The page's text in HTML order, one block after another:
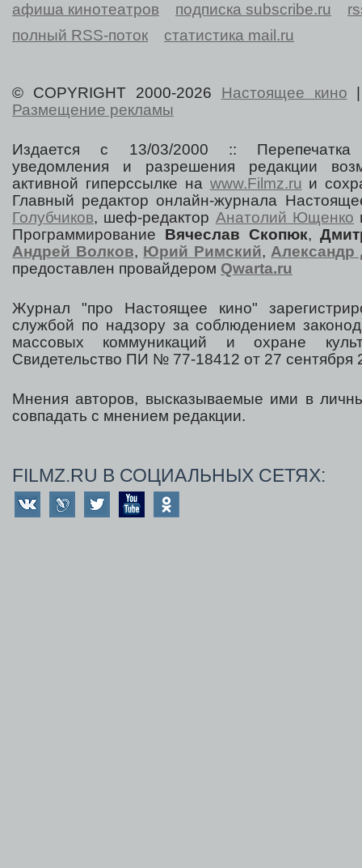
афиша кинотеатров
подписка subscribe.ru
полный RSS-поток
статистика mail.ru
© COPYRIGHT 2000-2026 Настоящее кино
Размещение рекламы
Издается с 13/03/2000 :: Перепечатка
уведомления и разрешения редакции
активной гиперссылке на www.Filmz.ru и
Главный редактор онлайн-журнала
Голубчиков, шеф-редактор Анатолий Ющенко
Программирование Вячеслав Скопюк,
Андрей Волков, Юрий Римский, Александр
предоставлен провайдером Qwarta.ru
Журнал "про Настоящее кино"
службой по надзору за соблюдением
массовых коммуникаций и охране
Свидетельство ПИ № 77-18412 от 27 сентября
Мнения авторов, высказываемые ими в
совпадать с мнением редакции.
FILMZ.RU В СОЦИАЛЬНЫХ СЕТЯХ: